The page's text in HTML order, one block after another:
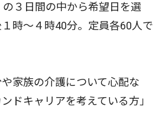
の３日間の中から希望日を選
時〜４時40分。定員各60人で
家族の介護について心配な
ドキャリアを考えている方」